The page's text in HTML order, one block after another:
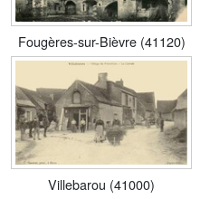
Fougères-sur-Bièvre (41120)
Villebarou (41000)